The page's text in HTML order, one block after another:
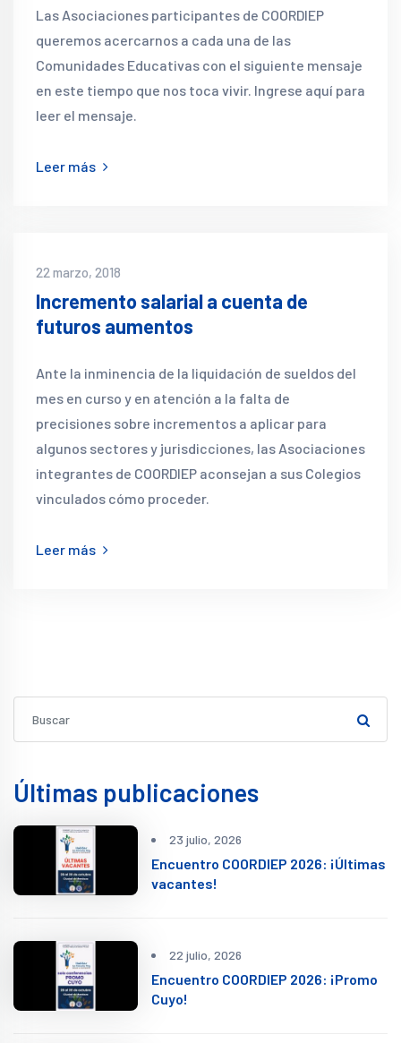
Las Asociaciones participantes de COORDIEP
queremos acercarnos a cada una de las
Comunidades Educativas con el siguiente mensaje
en este tiempo que nos toca vivir. Ingrese aquí para
leer el mensaje.
Leer más
22 marzo, 2018
Incremento salarial a cuenta de
futuros aumentos
Ante la inminencia de la liquidación de sueldos del
mes en curso y en atención a la falta de
precisiones sobre incrementos a aplicar para
algunos sectores y jurisdicciones, las Asociaciones
integrantes de COORDIEP aconsejan a sus Colegios
vinculados cómo proceder.
Leer más
Últimas publicaciones
23 julio, 2026
Encuentro COORDIEP 2026: ¡Últimas
vacantes!
22 julio, 2026
Encuentro COORDIEP 2026: ¡Promo
Cuyo!